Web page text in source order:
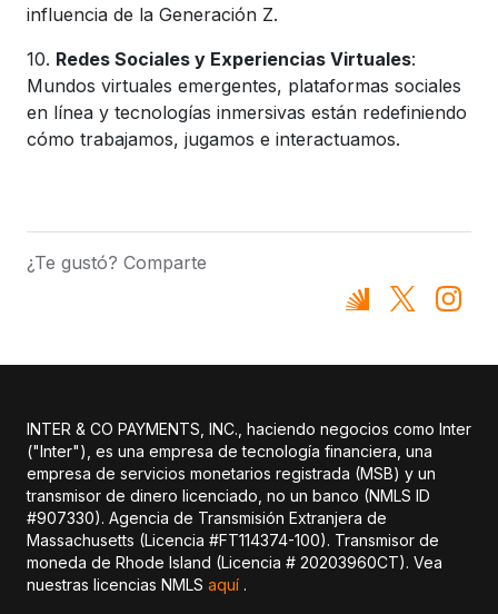
influencia de la Generación Z.
10. Redes Sociales y Experiencias Virtuales:
Mundos virtuales emergentes, plataformas sociales
en línea y tecnologías inmersivas están redefiniendo
cómo trabajamos, jugamos e interactuamos.
¿Te gustó? Comparte
INTER & CO PAYMENTS, INC., haciendo negocios como Inter
("Inter"), es una empresa de tecnología financiera, una
empresa de servicios monetarios registrada (MSB) y un
transmisor de dinero licenciado, no un banco (NMLS ID
#907330). Agencia de Transmisión Extranjera de
Massachusetts (Licencia #FT114374-100). Transmisor de
moneda de Rhode Island (Licencia # 20203960CT). Vea
nuestras licencias NMLS aquí .